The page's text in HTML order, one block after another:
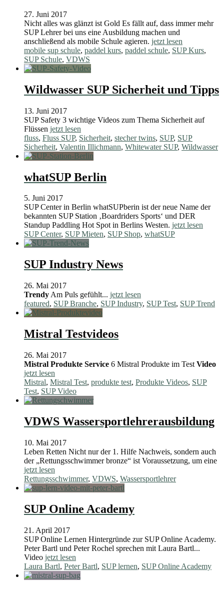
27. Juni 2017
Nicht alles was glänzt ist Gold Es fällt auf, dass immer mehr
SUP Lehrer bei uns eine Ausbildung machen und
anschließend als mobile Schule agieren. jetzt lesen
mobile sup schule, paddel kurs, paddel schule, SUP Kurs,
SUP Schule, VDWS
Wildwasser SUP Sicherheit und Tipps
13. Juni 2017
SUP Safety 3 wichtige Videos zum Thema Sicherheit auf
Flüssen jetzt lesen
fluss, Fluss SUP, Sicherheit, stecher twins, SUP, SUP
Sicherheit, Valentin Illichmann, Whitewater SUP, Wildwasser
whatSUP Berlin
5. Juni 2017
SUP Center in Berlin whatSUPberin ist der neue Name der
bekannten SUP Station ‚Boardriders Sports‘ und DER
Standup Paddling Hot Spot in Berlins Westen. jetzt lesen
SUP Center, SUP Mieten, SUP Shop, whatSUP
SUP Industry News
26. Mai 2017
Trendy Am Puls gefühlt... jetzt lesen
featured, SUP Branche, SUP Industry, SUP Test, SUP Trend
Mistral Testvideos
26. Mai 2017
Mistral Produkte Service 6 Mistral Produkte im Test Video
jetzt lesen
Mistral, Mistral Test, produkte test, Produkte Videos, SUP
Test, SUP Video
VDWS Wassersportlehrerausbildung
10. Mai 2017
Leben Retten Nicht nur der 1. Hilfe Nachweis, sondern auch
der „Rettungsschwimmer bronze“ ist Voraussetzung, um eine
jetzt lesen
Rettungsschwimmer, VDWS, Wassersportlehrer
SUP Online Academy
21. April 2017
SUP Online Lernen Hintergründe zur SUP Online Academy.
Peter Bartl und Peter Rochel sprechen mit Laura Bartl...
Video jetzt lesen
Laura Bartl, Peter Bartl, SUP lernen, SUP Online Academy